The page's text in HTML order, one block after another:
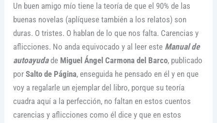
Un buen amigo mío tiene la teoría de que el 90% de las
buenas novelas (aplíquese también a los relatos) son
duras. O tristes. O hablan de lo que nos falta. Carencias y
aflicciones. No anda equivocado y al leer este Manual de
autoayuda deMiguel Ángel Carmona del Barco, publicado
por Salto de Página, enseguida he pensado en él y en que
voy a regalarle un ejemplar del libro, porque su teoría
cuadra aquí a la perfección, no faltan en estos cuentos
carencias y aflicciones como él dice y que en estos